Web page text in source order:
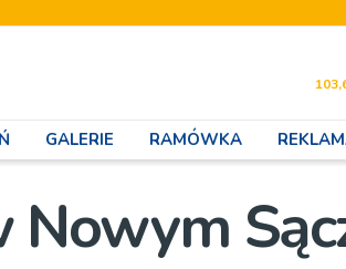
GALERIE RAMÓWKA
Nowym